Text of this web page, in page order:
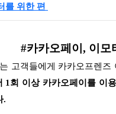
를 위한 편
#카카오페이, 이모
고객들에게 카카오프렌
1회 이상 카카오페이를 이
.